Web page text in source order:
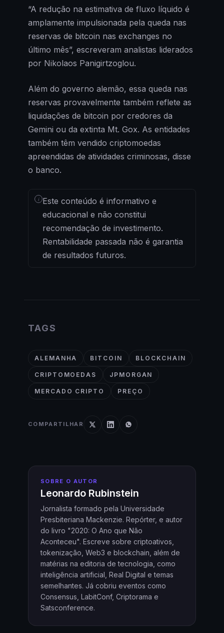
“A redução na estimativa de fluxo líquido é
amplamente impulsionada pela queda nas
reservas de bitcoin nas exchanges no
último mês”, escreveram analistas liderados
por Nikolaos Panigirtzoglou.
Além do governo alemão, essa queda nas
reservas provavelmente também reflete as
liquidações de bitcoin por credores da
Gemini ou da extinta Mt. Gox. As entidades
também têm vendido criptomoedas
apreendidas de atividades criminosas, disse
o banco.
i Este conteúdo é informativo e
educacional e não constitui
recomendação de investimento.
Rentabilidade passada não é garantia
de resultados futuros.
TAGS
ALEMANHA BITCOIN BLOCKCHAIN
CRIPTOMOEDAS JPMORGAN
MERCADO CRIPTO PREÇO
COMPARTILHAR
SOBRE O AUTOR
Leonardo Rubinstein
Jornalista formado pela Universidade
Presbiteriana Mackenzie. Repórter, e autor
do livro "2020: O Ano que Não
Aconteceu". Escreve sobre criptoativos,
tokenização, Web3 e blockchain, além de
matérias na editoria de tecnologia, como
inteligência artificial, Real Digital e temas
semelhantes. Já cobriu eventos como
Consensus, LabitConf, Criptorama e
Satsconference.